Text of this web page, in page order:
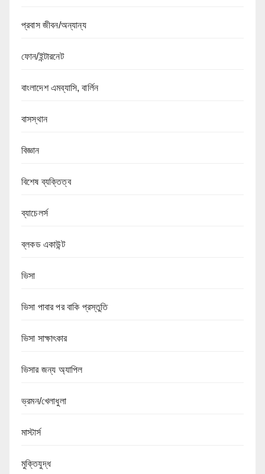
প্রবাস জীবন/অন্যান্য
ফোন/ইন্টারনেট
বাংলাদেশ এমব্যাসি, বার্লিন
বাসস্থান
বিজ্ঞান
বিশেষ ব্যক্তিত্ব
ব্যাচেলর্স
ব্লকড একাউন্ট
ভিসা
ভিসা পাবার পর বাকি প্রস্তুতি
ভিসা সাক্ষাৎকার
ভিসার জন্য অ্যাপিল
ভ্রমন/খেলাধুলা
মাস্টার্স
মুক্তিযুদ্ধ